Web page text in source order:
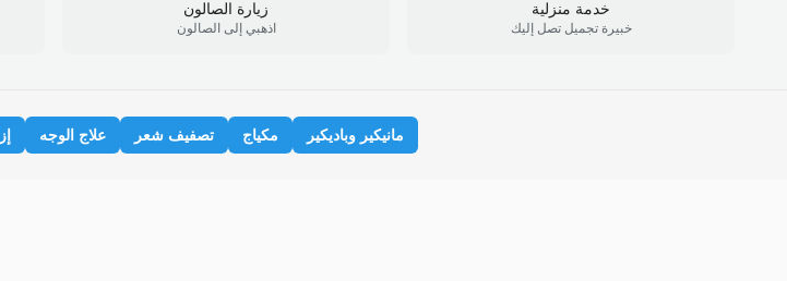
خدمة منزلية
خبيرة تجميل تصل إليك
زيارة الصالون
اذهبي إلى الصالون
مانيكير وباديكير مكياج تصفيف شعر علاج الوجه